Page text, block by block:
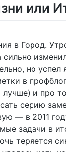
или
в Город.
сильно
но
в
и про
серию
— в 2011
задачи в
теряется